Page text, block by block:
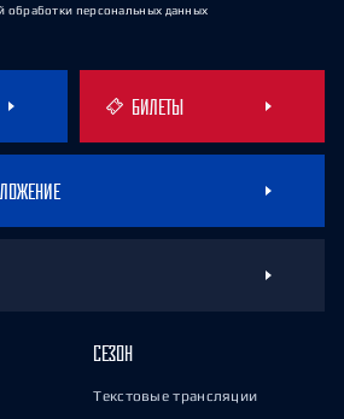
обработки персональных данных
БИЛЕТЫ
СЕЗОН
Текстовые трансляции